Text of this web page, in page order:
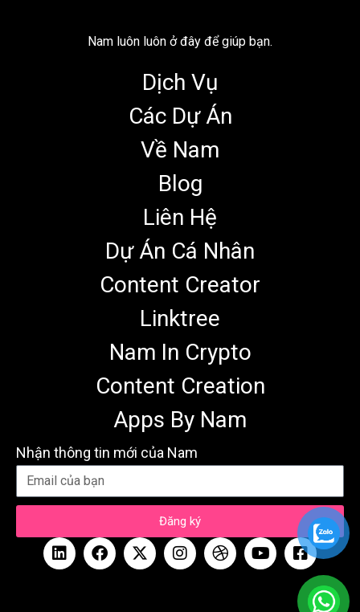
Nam luôn luôn ở đây để giúp bạn.
Dịch Vụ
Các Dự Án
Về Nam
Blog
Liên Hệ
Dự Án Cá Nhân
Content Creator
Linktree
Nam In Crypto
Content Creation
Apps By Nam
Nhận thông tin mới của Nam
Đăng ký